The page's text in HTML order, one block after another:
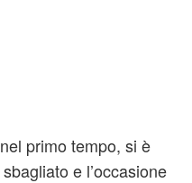
primo tempo, si è
e l’occasione